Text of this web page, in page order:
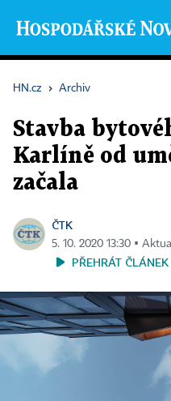
HN.cz › Archiv
Stavba
Karlíně od
začala
ČTK
5. 10. 2020 13:30 ▪
PŘEHRÁT ČLÁNEK